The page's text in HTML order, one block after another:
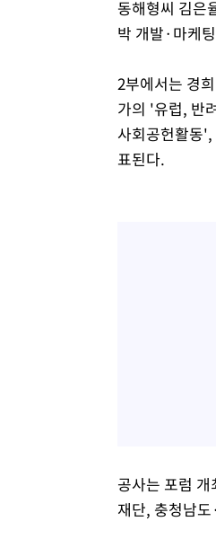
동해형씨 김은
박 개발·마케
2부에서는 경
가의 '유럽, 반
사회공헌활동
표된다.
공사는 포럼
재단, 충청남